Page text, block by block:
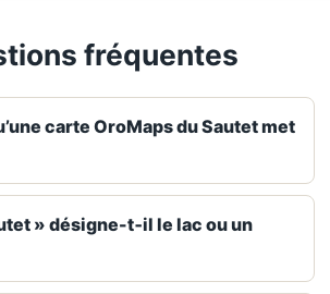
fréquentes
carte OroMaps du Sautet met
» désigne-t‑il le lac ou un